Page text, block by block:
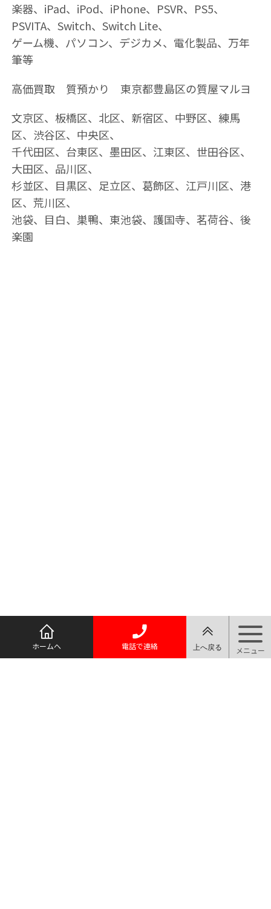
楽器、iPad、iPod、iPhone、PSVR、PS5、
PSVITA、Switch、Switch Lite、
ゲーム機、パソコン、デジカメ、電化製品、万年
筆等
高価買取 質預かり 東京都豊島区の質屋マルヨ
文京区、板橋区、北区、新宿区、中野区、練馬
区、渋谷区、中央区、
千代田区、台東区、墨田区、江東区、世田谷区、
大田区、品川区、
杉並区、目黒区、足立区、葛飾区、江戸川区、港
区、荒川区、
池袋、目白、巣鴨、東池袋、護国寺、茗荷谷、後
楽園
ホームへ 電話で連絡